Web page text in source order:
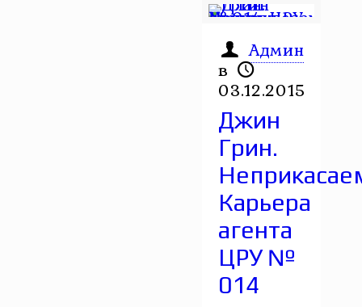
Админ
в
03.12.2015
Джин
Грин.
Карьера
агента
ЦРУ №
014